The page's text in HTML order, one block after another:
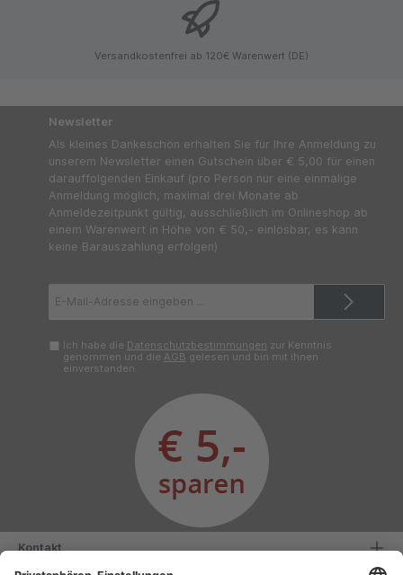
Versandkostenfrei ab 120€ Warenwert (DE)
Newsletter
Als kleines Dankeschön erhalten Sie für Ihre Anmeldung zu
unserem Newsletter einen Gutschein über € 5,00 für einen
darauffolgenden Einkauf (pro Person nur eine einmalige
Anmeldung möglich, maximal drei Monate ab
Anmeldezeitpunkt gültig, ausschließlich im Onlineshop ab
einem Warenwert in Höhe von € 50,- einlösbar, es kann
keine Barauszahlung erfolgen)
Mail-
Ich habe die Datenschutzbestimmungen zur Kenntnis
genommen und die AGB gelesen und bin mit ihnen
einverstanden.
Kontakt